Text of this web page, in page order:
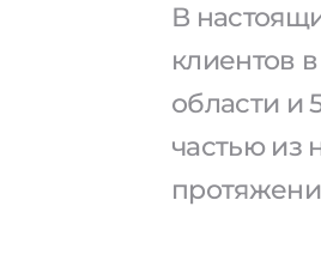
В
клиентов
области и
частью из